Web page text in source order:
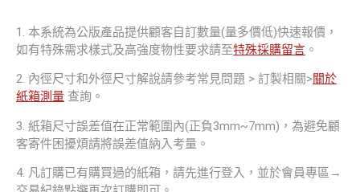
1. 本系統為公版產品提供顧客自訂數量(量多價低)快速報價，
如有特殊需求樣式及高強度物性要求請至特殊採購留言 。
2. 內徑尺寸和外徑尺寸解說請參考常見問題 > 訂製相關>關於
紙箱測量 查詢。
3. 紙箱尺寸誤差值在正常範圍內(正負3mm~7mm)，為避免顧
客寄件困擾煩請將誤差值納入考量。
4. 凡訂購已有購買過的紙箱，請先進行登入，並於會員專區→